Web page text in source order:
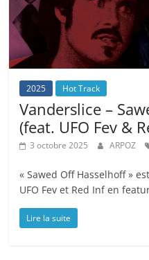
2025 Hot Track
Vanderslice –
(feat. UFO Fev &
3 octobre 2025 ARPOZ
« Sawed Off Hasselhoff »
UFO Fev et Red Inf en
Lire la suite